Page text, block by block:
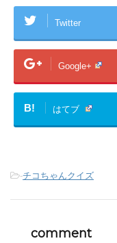
Twitter
Google+
B! はてブ
-チコちゃんクイズ
comment